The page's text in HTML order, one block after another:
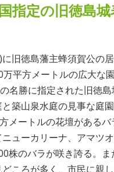
指定の旧徳島
旧徳島藩主蜂須賀公の
平方メートルの広大な
名勝に指定された旧徳
築山泉水庭の見事な庭
メートルの花壇がある
ューカリーナ、アマツ
株のバラが咲き誇る。
ころが多く、市民に親し